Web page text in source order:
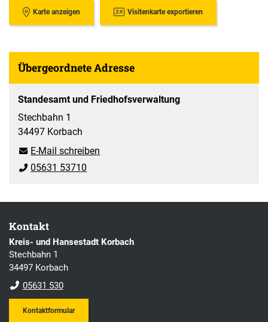
Karte anzeigen Visitenkarte exportieren
Übergeordnete Adresse
Standesamt und Friedhofsverwaltung
Stechbahn 1
34497 Korbach
E-Mail schreiben
05631 53710
Kontakt
Kreis- und Hansestadt Korbach
Stechbahn 1
34497 Korbach
05631 530
Kontaktformular